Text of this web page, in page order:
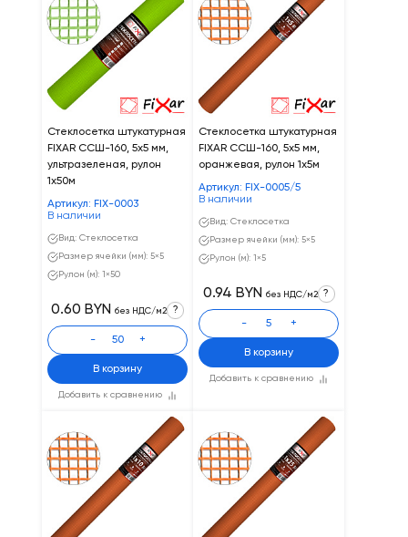
Стеклосетка штукатурная
FIXAR CCШ-160, 5х5 мм,
ультразеленая, рулон
1х50м
Артикул: FIX-0003
В наличии
Вид: Стеклосетка
Размер ячейки (мм): 5×5
Рулон (м): 1×50
Добавить к сравнению
0.60 BYN без НДС/м2 ?
- +
В корзину
Стеклосетка штукатурная
FIXAR CCШ-160, 5х5 мм,
оранжевая, рулон 1х5м
Артикул: FIX-0005/5
В наличии
Вид: Стеклосетка
Размер ячейки (мм): 5×5
Рулон (м): 1×5
Добавить к сравнению
0.94 BYN без НДС/м2 ?
- +
В корзину